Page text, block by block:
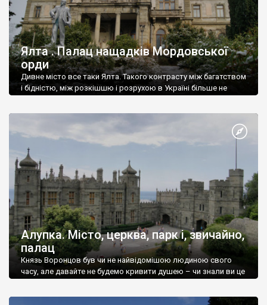
Ялта . Палац нащадків Мордовської
орди
Дивне місто все таки Ялта. Такого контрасту між багатством
і бідністю, між розкішшю і розрухою в Україні більше не
Алупка. Місто, церква, парк і, звичайно,
палац
Князь Воронцов був чи не найвідомішою людиною свого
часу, але давайте не будемо кривити душею – чи знали ви це